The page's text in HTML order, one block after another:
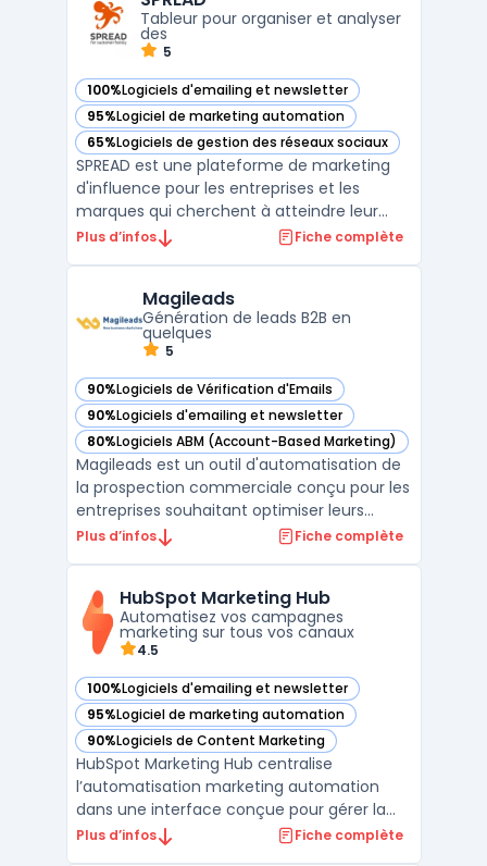
Tableur pour organiser et analyser
des
5
100%Logiciels d'emailing et newsletter
— voir SPREAD dans cette catégorie
95%Logiciel de marketing automation
— voir SPREAD dans cette catégorie
65%Logiciels de gestion des réseaux sociaux
— voir SPREAD dans cette catégorie
SPREAD est une plateforme de marketing
d'influence pour les entreprises et les
marques qui cherchent à atteindre leur
public cible via les influenceurs. La
leur niche et de les contacter directement
pour des campagnes publ ...
Plus d’infos Fiche complète
Magileads
Génération de leads B2B en
quelques
5
90%Logiciels de Vérification d'Emails
— voir Magileads dans cette catégorie
90%Logiciels d'emailing et newsletter
— voir Magileads dans cette catégorie
80%Logiciels ABM (Account-Based Marketing)
— voir Magileads dans cette catégorie
Magileads est un outil d'automatisation de
la prospection commerciale conçu pour les
entreprises souhaitant optimiser leurs
campagnes de génération de leads B2B. Ce
depuis la collecte de contacts qualifiés
jusqu'à la ges ...
Plus d’infos Fiche complète
HubSpot Marketing Hub
Automatisez vos campagnes
marketing sur tous vos canaux
4.5
100%Logiciels d'emailing et newsletter
— voir HubSpot Marketing Hub dans cette catégorie
95%Logiciel de marketing automation
— voir HubSpot Marketing Hub dans cette catégorie
90%Logiciels de Content Marketing
— voir HubSpot Marketing Hub dans cette catégorie
HubSpot Marketing Hub centralise
l’automatisation marketing automation
dans une interface conçue pour gérer la
génération de prospects et la mesure de la
Plus d’infos Fiche complète